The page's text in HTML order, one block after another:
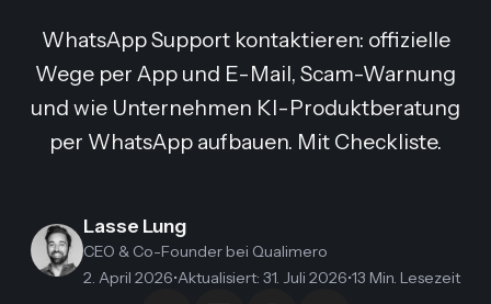
WhatsApp Support kontaktieren: offizielle
Wege per App und E-Mail, Scam-Warnung
und wie Unternehmen KI-Produktberatung
per WhatsApp aufbauen. Mit Checkliste.
Lasse Lung
CEO & Co-Founder bei Qualimero
2. April 2026•Aktualisiert: 31. Juli 2026•13 Min. Lesezeit